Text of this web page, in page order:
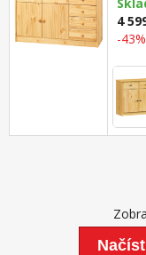
4
-43%